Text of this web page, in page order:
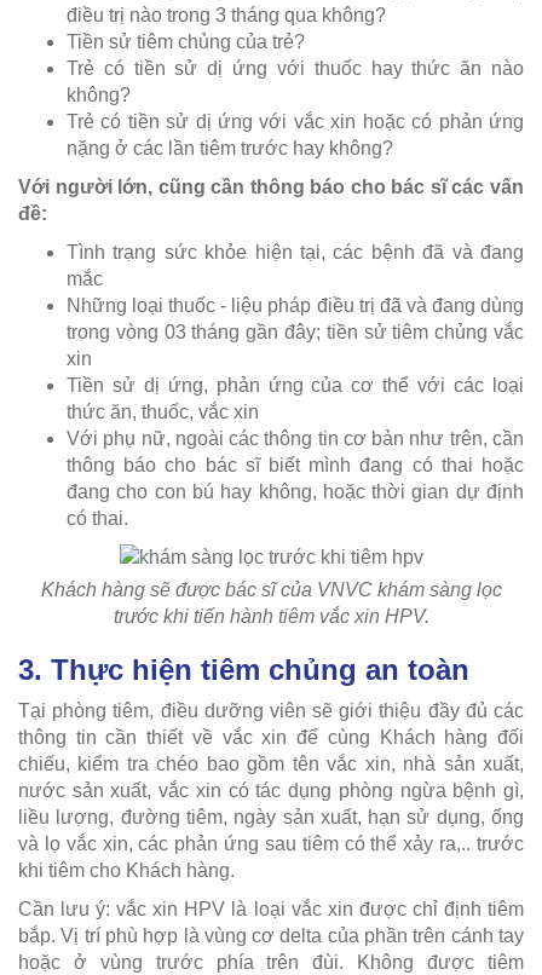
điều trị nào trong 3 tháng qua không?
Tiền sử tiêm chủng của trẻ?
Trẻ có tiền sử dị ứng với thuốc hay thức ăn nào
không?
Trẻ có tiền sử dị ứng với vắc xin hoặc có phản ứng
nặng ở các lần tiêm trước hay không?
Với người lớn, cũng cần thông báo cho bác sĩ các vấn
đề:
Tình trạng sức khỏe hiện tại, các bệnh đã và đang
mắc
Những loại thuốc - liệu pháp điều trị đã và đang dùng
trong vòng 03 tháng gần đây; tiền sử tiêm chủng vắc
xin
Tiền sử dị ứng, phản ứng của cơ thể với các loại
thức ăn, thuốc, vắc xin
Với phụ nữ, ngoài các thông tin cơ bản như trên, cần
thông báo cho bác sĩ biết mình đang có thai hoặc
đang cho con bú hay không, hoặc thời gian dự định
có thai.
Khách hàng sẽ được bác sĩ của VNVC khám sàng lọc
trước khi tiến hành tiêm vắc xin HPV.
3. Thực hiện tiêm chủng an toàn
Tại phòng tiêm, điều dưỡng viên sẽ giới thiệu đầy đủ các
thông tin cần thiết về vắc xin để cùng Khách hàng đối
chiếu, kiểm tra chéo bao gồm tên vắc xin, nhà sản xuất,
nước sản xuất, vắc xin có tác dụng phòng ngừa bệnh gì,
liều lượng, đường tiêm, ngày sản xuất, hạn sử dụng, ống
và lọ vắc xin, các phản ứng sau tiêm có thể xảy ra,.. trước
khi tiêm cho Khách hàng.
Cần lưu ý: vắc xin HPV là loại vắc xin được chỉ định tiêm
bắp. Vị trí phù hợp là vùng cơ delta của phần trên cánh tay
hoặc ở vùng trước phía trên đùi. Không được tiêm